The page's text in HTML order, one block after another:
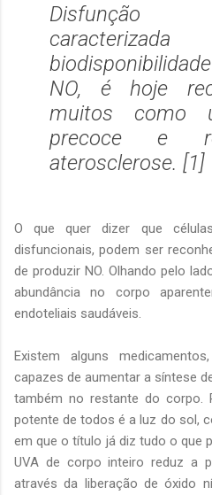
Disfunção
NO, é hoje
muitos como
precoce e
aterosclerose. [1]
O que quer dizer que
disfuncionais, podem ser
de produzir NO. Olhando pelo
abundância no corpo
endoteliais saudáveis.
Existem alguns
capazes de aumentar a síntese
também no restante do corpo.
potente de todos é a luz do sol,
em que o título já diz tudo o que
UVA de corpo inteiro reduz a
através da liberação de óxido